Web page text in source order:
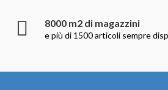
8000 m2 di magazzini
e più di 1500 articoli sempre